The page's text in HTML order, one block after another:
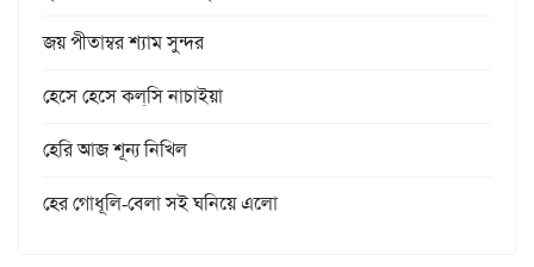
জয় পীতাম্বর শ্যাম সুন্দর
হেসে হেসে কল্‌সি নাচাইয়া
হেরি আজ শূন্য নিখিল
হের গোধূলি-বেলা সই ঘনিয়ে এলো